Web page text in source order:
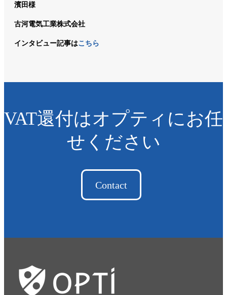
濱田様
古河電気工業株式会社
インタビュー記事はこちら
VAT還付はオプティにお任
せください
Contact